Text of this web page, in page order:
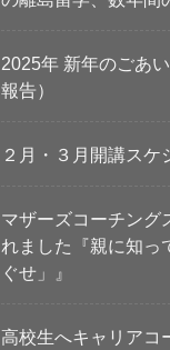
2025年 新年のごあ
報告）
２月・３月開講スケ
マザーズコーチング
れました『親に知っ
ぐせ」』
高校生へキャリアコ